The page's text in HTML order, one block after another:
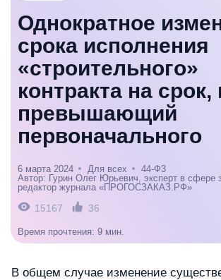
Однократное
срока исполнения
«строительного»
контракта на срок,
превышающий
первоначального
6 марта 2024 Для всех
44-Ф3
Автор: Гурин Олег Юрьевич, эксперт в сфере
редактор журнала «ПРОГОСЗАКАЗ.РФ»
15167 36
Время прочтения: 9 мин.
В общем случае изменение